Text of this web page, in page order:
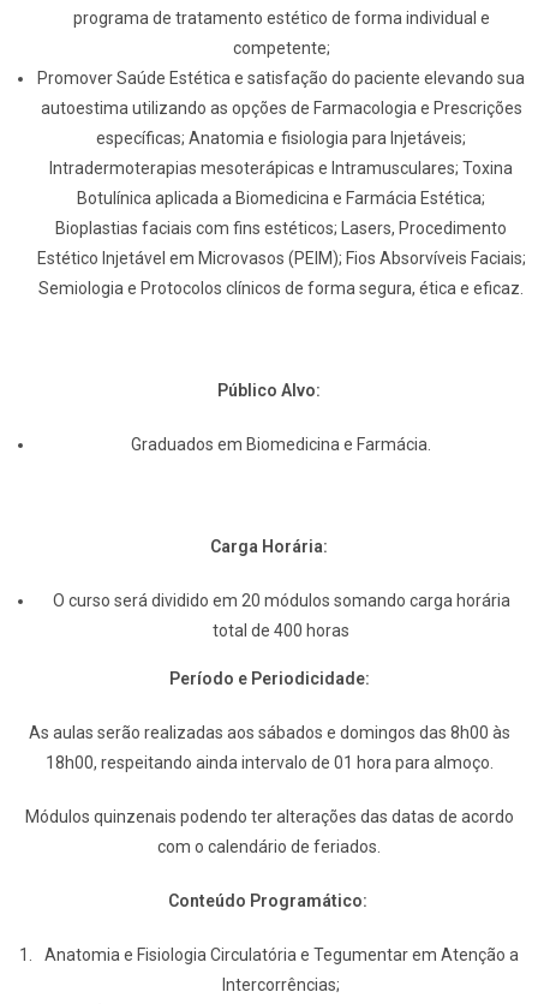
programa de tratamento estético de forma individual e
competente;
Promover Saúde Estética e satisfação do paciente elevando sua
autoestima utilizando as opções de Farmacologia e Prescrições
específicas; Anatomia e fisiologia para Injetáveis;
Intradermoterapias mesoterápicas e Intramusculares; Toxina
Botulínica aplicada a Biomedicina e Farmácia Estética;
Bioplastias faciais com fins estéticos; Lasers, Procedimento
Estético Injetável em Microvasos (PEIM); Fios Absorvíveis Faciais;
Semiologia e Protocolos clínicos de forma segura, ética e eficaz.
Público Alvo:
Graduados em Biomedicina e Farmácia.
Carga Horária:
O curso será dividido em 20 módulos somando carga horária
total de 400 horas
Período e Periodicidade:
As aulas serão realizadas aos sábados e domingos das 8h00 às
18h00, respeitando ainda intervalo de 01 hora para almoço.
Módulos quinzenais podendo ter alterações das datas de acordo
com o calendário de feriados.
Conteúdo Programático:
Anatomia e Fisiologia Circulatória e Tegumentar em Atenção a
Intercorrências;